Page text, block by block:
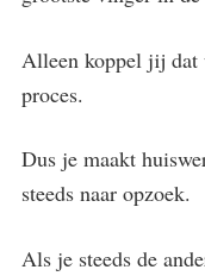
Alleen koppel jij dat
proces.
Dus je maakt
steeds naar opzoek.
Als je steeds de